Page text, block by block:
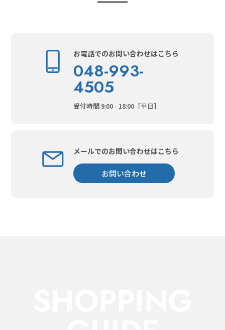
お電話でのお問い合わせはこちら
048-993-
4505
受付時間 9:00 - 18:00［平日］
メールでのお問い合わせはこちら
お問い合わせ